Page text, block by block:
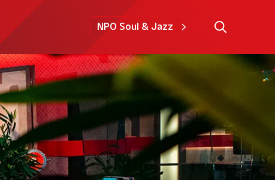
NPO Soul & Jazz